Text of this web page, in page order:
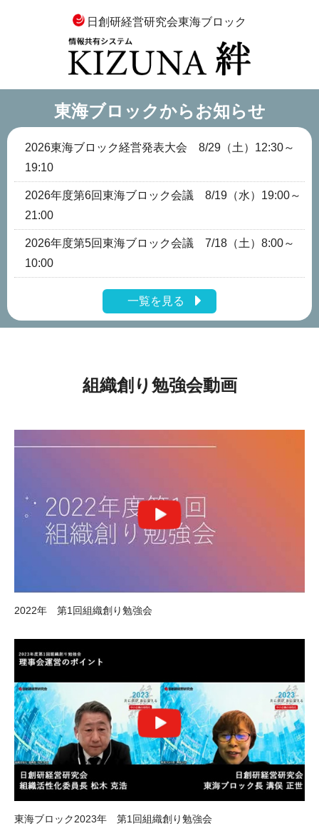
日創研経営研究会東海ブロック
東海ブロックからお知らせ
2026東海ブロック経営発表大会 8/29（土）12:30～
19:10
2026年度第6回東海ブロック会議 8/19（水）19:00～
21:00
2026年度第5回東海ブロック会議 7/18（土）8:00～
10:00
一覧を見る
組織創り勉強会動画
2022年 第1回組織創り勉強会
東海ブロック2023年 第1回組織創り勉強会